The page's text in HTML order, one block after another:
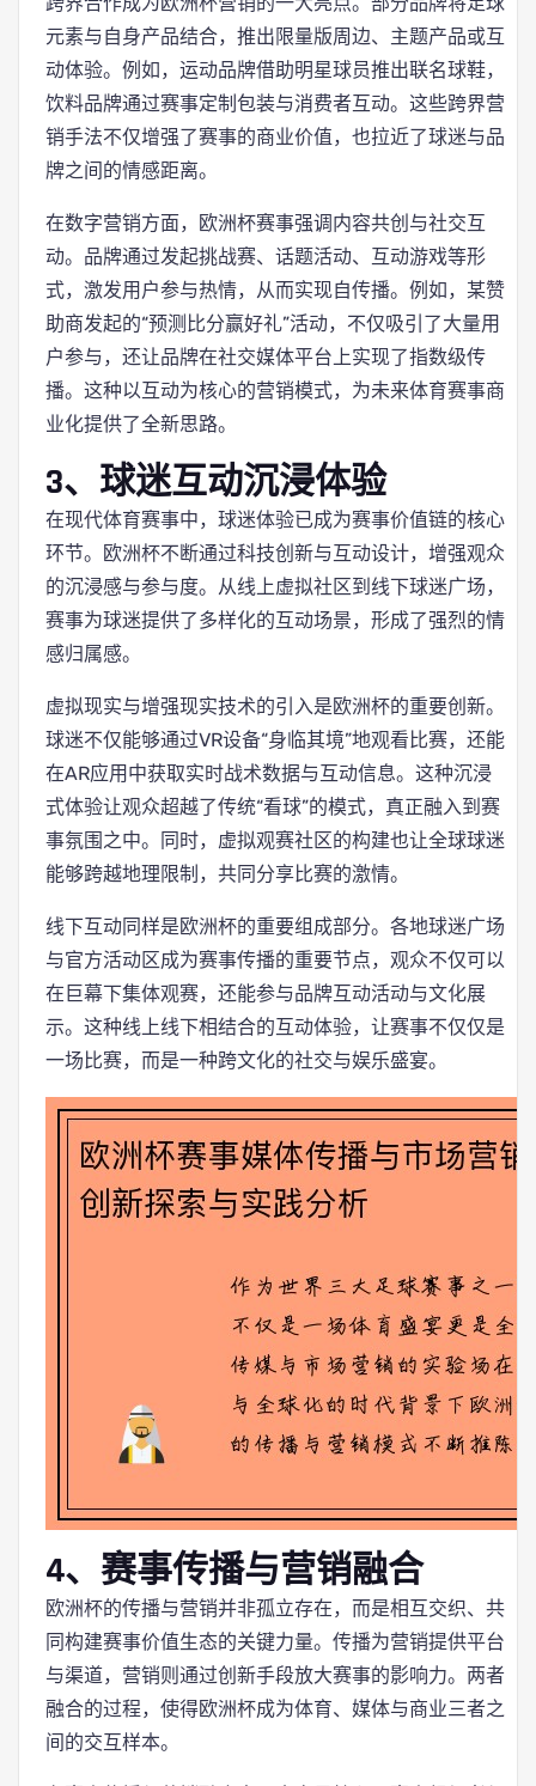
元素与自身产品结合，推出限量版周边、主题产品或互
动体验。例如，运动品牌借助明星球员推出联名球鞋，
饮料品牌通过赛事定制包装与消费者互动。这些跨界营
销手法不仅增强了赛事的商业价值，也拉近了球迷与品
牌之间的情感距离。
在数字营销方面，欧洲杯赛事强调内容共创与社交互
动。品牌通过发起挑战赛、话题活动、互动游戏等形
式，激发用户参与热情，从而实现自传播。例如，某赞
助商发起的“预测比分赢好礼”活动，不仅吸引了大量用
户参与，还让品牌在社交媒体平台上实现了指数级传
播。这种以互动为核心的营销模式，为未来体育赛事商
业化提供了全新思路。
3、球迷互动沉浸体验
在现代体育赛事中，球迷体验已成为赛事价值链的核心
环节。欧洲杯不断通过科技创新与互动设计，增强观众
的沉浸感与参与度。从线上虚拟社区到线下球迷广场，
赛事为球迷提供了多样化的互动场景，形成了强烈的情
感归属感。
虚拟现实与增强现实技术的引入是欧洲杯的重要创新。
球迷不仅能够通过VR设备“身临其境”地观看比赛，还能
在AR应用中获取实时战术数据与互动信息。这种沉浸
式体验让观众超越了传统“看球”的模式，真正融入到赛
事氛围之中。同时，虚拟观赛社区的构建也让全球球迷
能够跨越地理限制，共同分享比赛的激情。
线下互动同样是欧洲杯的重要组成部分。各地球迷广场
与官方活动区成为赛事传播的重要节点，观众不仅可以
在巨幕下集体观赛，还能参与品牌互动活动与文化展
示。这种线上线下相结合的互动体验，让赛事不仅仅是
一场比赛，而是一种跨文化的社交与娱乐盛宴。
4、赛事传播与营销融合
欧洲杯的传播与营销并非孤立存在，而是相互交织、共
同构建赛事价值生态的关键力量。传播为营销提供平台
与渠道，营销则通过创新手段放大赛事的影响力。两者
融合的过程，使得欧洲杯成为体育、媒体与商业三者之
间的交互样本。